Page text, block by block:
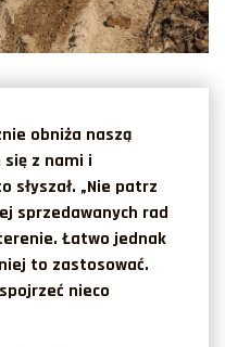
obniża naszą
z nami i
słyszał. „Nie patrz
sprzedawanych rad
Łatwo jednak
to zastosować.
nieco